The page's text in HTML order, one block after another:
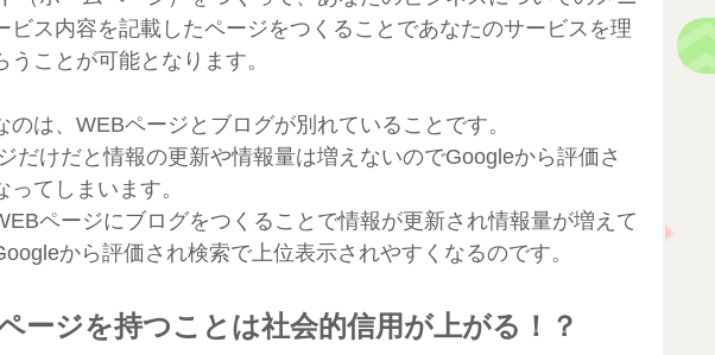
ビス内容を記載したページをつくることであなたのサービスを理
うことが可能となります。
のは、WEBページとブログが別れていることです。
だけだと情報の更新や情報量は増えないのでGoogleから評価さ
ってしまいます。
ページにブログをつくることで情報が更新され情報量が増えて
から評価され検索で上位表示されやすくなるのです。
ージを持つことは社会的信用が上がる！？